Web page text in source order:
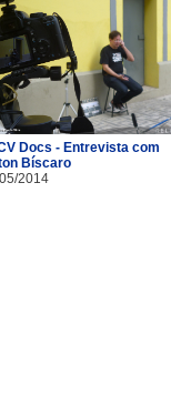
Docs - Entrevista com
Bíscaro
2014